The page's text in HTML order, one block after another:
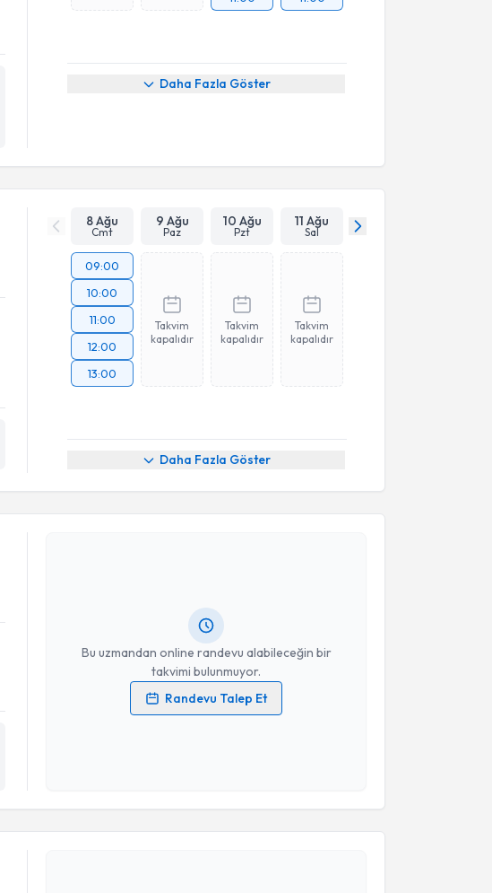
Daha Fazla Göster
8 Ağu
Cmt
9 Ağu
Paz
10 Ağu
Pzt
11 Ağu
Sal
09:00
10:00
11:00
12:00
13:00
Takvim
kapalıdır
Takvim
kapalıdır
Takvim
kapalıdır
Daha Fazla Göster
Bu uzmandan online randevu alabileceğin bir
takvimi bulunmuyor.
Randevu Talep Et
Randevu Takvimi Talebi
Kişisel verilerimin işlenmesine ilişkinAydınlatma Metni
Takvim Talebini Gönder